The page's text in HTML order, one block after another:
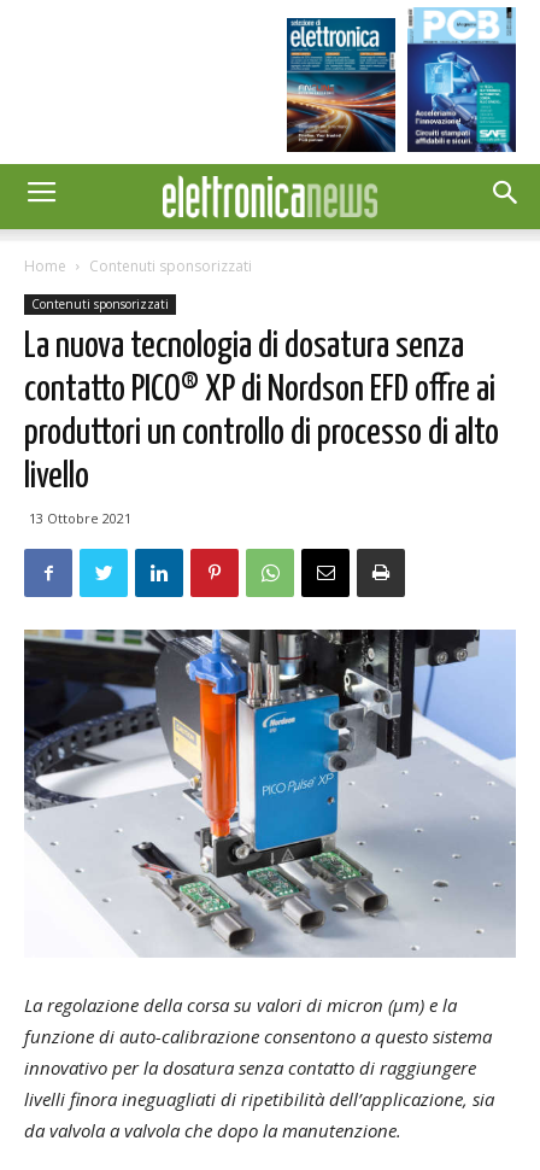
Home Contenuti sponsorizzati
Contenuti sponsorizzati
La nuova tecnologia di dosatura senza
contatto PICO® XP di Nordson EFD offre ai
produttori un controllo di processo di alto
livello
13 Ottobre 2021
La regolazione della corsa su valori di micron (µm) e la
funzione di auto-calibrazione consentono a questo sistema
innovativo per la dosatura senza contatto di raggiungere
livelli finora ineguagliati di ripetibilità dell’applicazione, sia
da valvola a valvola che dopo la manutenzione.